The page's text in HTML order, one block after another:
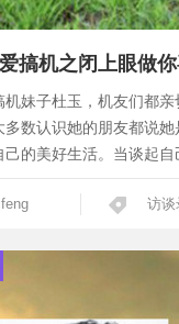
搞机之闭上眼做
机妹子杜玉，机友们都
多数认识她的朋友都说
己的美好生活。当谈起
访谈